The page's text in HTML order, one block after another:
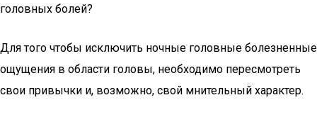
головных болей?
Для того чтобы исключить ночные головные болезненные
ощущения в области головы, необходимо пересмотреть
свои привычки и, возможно, свой мнительный характер.